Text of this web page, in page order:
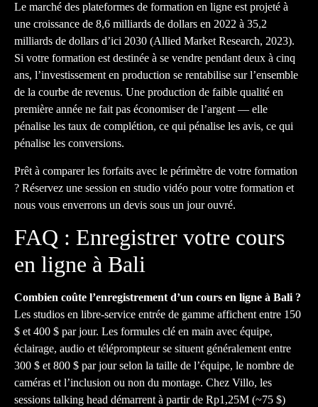
Le marché des plateformes de formation en ligne est projeté à
une croissance de 8,6 milliards de dollars en 2022 à 35,2
milliards de dollars d’ici 2030 (Allied Market Research, 2023).
Si votre formation est destinée à se vendre pendant deux à cinq
ans, l’investissement en production se rentabilise sur l’ensemble
de la courbe de revenus. Une production de faible qualité en
première année ne fait pas économiser de l’argent — elle
pénalise les taux de complétion, ce qui pénalise les avis, ce qui
pénalise les conversions.
Prêt à comparer les forfaits avec le périmètre de votre formation
? Réservez une session en studio vidéo pour votre formation et
nous vous enverrons un devis sous un jour ouvré.
FAQ : Enregistrer votre cours
en ligne à Bali
Combien coûte l’enregistrement d’un cours en ligne à Bali ?
Les studios en libre-service entrée de gamme affichent entre 150
$ et 400 $ par jour. Les formules clé en main avec équipe,
éclairage, audio et téléprompteur se situent généralement entre
300 $ et 800 $ par jour selon la taille de l’équipe, le nombre de
caméras et l’inclusion ou non du montage. Chez Villo, les
sessions talking head démarrent à partir de Rp1,25M (~75 $)